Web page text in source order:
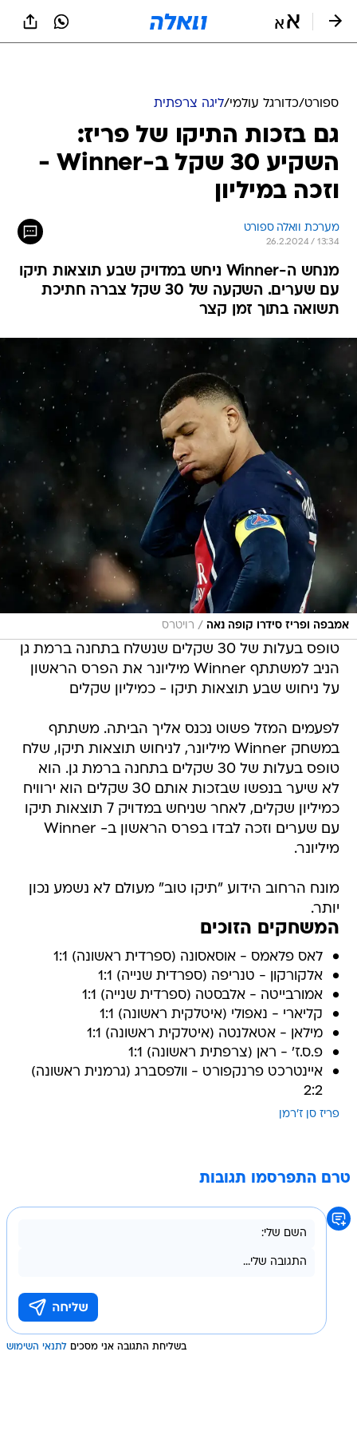
ספורט/כדורגל עולמי/ליגה צרפתית
גם בזכות התיקו של פריז:
השקיע 30 שקל ב-Winner -
וזכה במיליון
מערכת וואלה ספורט
26.2.2024 / 13:34
מנחש ה-Winner ניחש במדויק שבע תוצאות תיקו
עם שערים. השקעה של 30 שקל צברה חתיכת
תשואה בתוך זמן קצר
אמבפה ופריז סידרו קופה נאה / רויטרס
טופס בעלות של 30 שקלים שנשלח בתחנה ברמת גן
הניב למשתתף Winner מיליונר את הפרס הראשון
על ניחוש שבע תוצאות תיקו - כמיליון שקלים
לפעמים המזל פשוט נכנס אליך הביתה. משתתף
במשחק Winner מיליונר, לניחוש תוצאות תיקו, שלח
טופס בעלות של 30 שקלים בתחנה ברמת גן. הוא
לא שיער בנפשו שבזכות אותם 30 שקלים הוא ירוויח
כמיליון שקלים, לאחר שניחש במדויק 7 תוצאות תיקו
עם שערים וזכה לבדו בפרס הראשון ב- Winner
מיליונר.
מונח הרחוב הידוע "תיקו טוב" מעולם לא נשמע נכון
יותר.
המשחקים הזוכים
לאס פלאמס - אוסאסונה (ספרדית ראשונה) 1:1
אלקורקון - טנריפה (ספרדית שנייה) 1:1
אמורבייטה - אלבסטה (ספרדית שנייה) 1:1
קליארי - נאפולי (איטלקית ראשונה) 1:1
מילאן - אטאלנטה (איטלקית ראשונה) 1:1
פ.ס.ז' - ראן (צרפתית ראשונה) 1:1
איינטרכט פרנקפורט - וולפסברג (גרמנית ראשונה)
2:2
פריז סן ז'רמן
טרם התפרסמו תגובות
בשליחת התגובה אני מסכים לתנאי השימוש